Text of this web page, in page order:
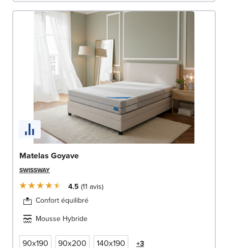
Matelas Goyave
SWISSWAY
4.5 11 avis
Confort équilibré
Mousse Hybride
90x190 90x200 140x190 +3